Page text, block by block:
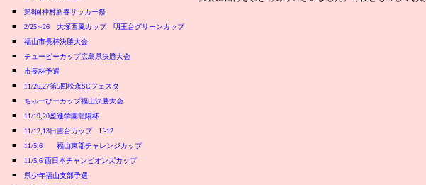
■
第8回神村新春サッカー祭
■
2/25∼26 大塚西風カップ 明王台グリーンカップ
■
福山市長杯決勝大会
■
チューピーカップ広島県決勝大会
■
市長杯予選
■
11/26,27第5回松永SCフェスタ
■
ちゅーぴーカップ福山決勝大会
■
11/19,20盈進学園龍陽杯
■
11/12,13日吉台カップ U-12
■
11/5,6 福山東部チャレンジカップ
■
11/5,6 西日本チャンピオンズカップ
■
県少年福山支部予選